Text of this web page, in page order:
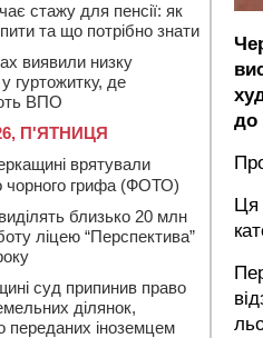
до
Ця
стажу для пенсії: як
та що потрібно знати
виявили низку
у гуртожитку, де
ВПО
П'ЯТНИЦЯ
врятували
чорного грифа (ФОТО)
близько 20 млн
ліцею “Перспектива”
суд припинив право
ділянок,
переданих іноземцем